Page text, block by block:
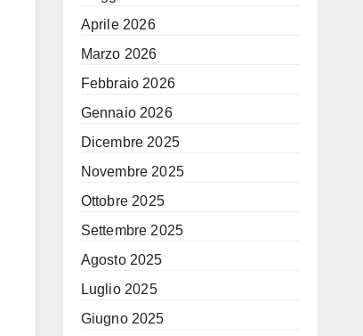
Aprile 2026
Marzo 2026
Febbraio 2026
Gennaio 2026
Dicembre 2025
Novembre 2025
Ottobre 2025
Settembre 2025
Agosto 2025
Luglio 2025
Giugno 2025